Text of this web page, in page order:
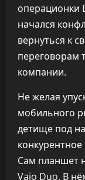
операционки
начался
вернуться к
переговорам
компании.
Не желая
мобильного
детище под
Сам планшет
Vaio Duo. В